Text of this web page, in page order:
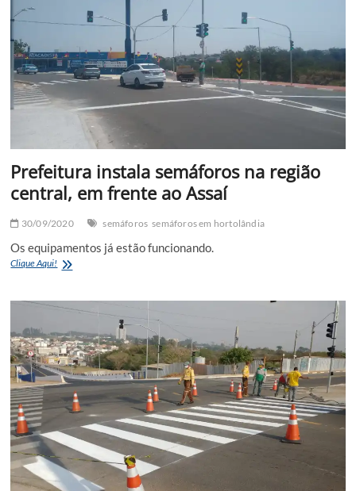
Prefeitura instala semáforos na região
central, em frente ao Assaí
30/09/2020 semáforos semáforos em hortolândia
Os equipamentos já estão funcionando.
Clique Aqui! Prefeitura
na
central,
em
frente
ao
Assaí